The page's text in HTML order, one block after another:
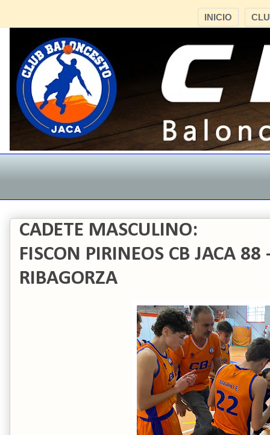
INICIO
CADETE MASCULINO:
FISCON PIRINEOS CB JACA 88
RIBAGORZA